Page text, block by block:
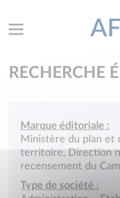
RECHERCHE
Marque éditoriale :
Ministère du plan et
territoire, Direction
recensement du
Type de société :